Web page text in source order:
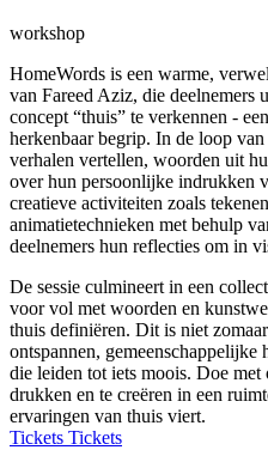
workshop
HomeWords is een warme,
van Fareed Aziz, die deelnemers
concept “thuis” te verkennen -
herkenbaar begrip. In de loop
verhalen vertellen, woorden uit
over hun persoonlijke indrukken
creatieve activiteiten zoals
animatietechnieken met behulp
deelnemers hun reflecties om in
De sessie culmineert in een
voor vol met woorden en
thuis definiëren. Dit is niet
ontspannen, gemeenschappelijke
die leiden tot iets moois. Doe
drukken en te creëren in een
ervaringen van thuis viert.
Tickets Tickets